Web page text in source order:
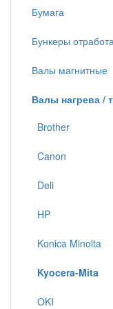
Бумага
Бункеры
Валы магнитные
Валы нагрева /
Brother
Canon
Deli
HP
Konica Minolta
Kyocera-Mita
OKI